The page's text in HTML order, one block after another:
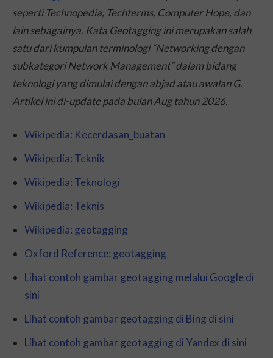
seperti Technopedia, Techterms, Computer Hope, dan
lain sebagainya. Kata Geotagging ini merupakan salah
satu dari kumpulan terminologi “Networking dengan
subkategori Network Management” dalam bidang
teknologi yang dimulai dengan abjad atau awalan G.
Artikel ini di-updatepada bulan Aug tahun 2026.
Wikipedia: Kecerdasan_buatan
Wikipedia: Teknik
Wikipedia: Teknologi
Wikipedia: Teknis
Wikipedia: geotagging
Oxford Reference: geotagging
Lihat contoh gambar geotagging melalui Google di
sini
Lihat contoh gambar geotagging di Bing di sini
Lihat contoh gambar geotagging di Yandex di sini